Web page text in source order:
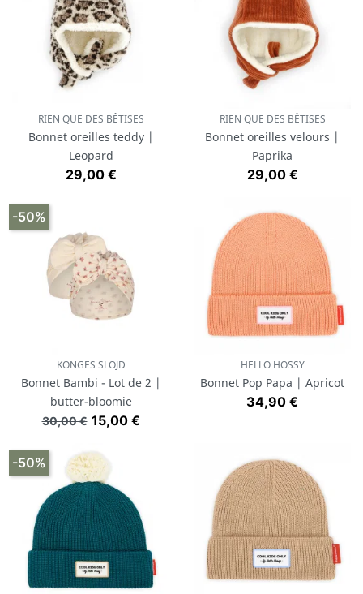
RIEN QUE DES BÊTISES
Bonnet oreilles teddy |
Leopard
Prix
29,00 €
RIEN QUE DES BÊTISES
Bonnet oreilles velours |
Paprika
Prix
29,00 €
KONGES SLOJD
Bonnet Bambi - Lot de 2 |
butter-bloomie
Prix de base
30,00 € Prix
15,00 €
-50%
HELLO HOSSY
Bonnet Pop Papa | Apricot
Prix
34,90 €
-50%